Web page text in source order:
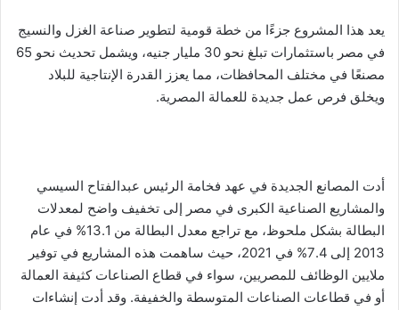
يعد هذا المشروع جزءًا من خطة قومية لتطوير صناعة الغزل والنسيج
في مصر باستثمارات تبلغ نحو 30 مليار جنيه، ويشمل تحديث نحو 65
مصنعًا في مختلف المحافظات، مما يعزز القدرة الإنتاجية للبلاد
ويخلق فرص عمل جديدة للعمالة المصرية.
أدت المصانع الجديدة في عهد فخامة الرئيس عبدالفتاح السيسي
والمشاريع الصناعية الكبرى في مصر إلى تخفيف واضح لمعدلات
البطالة بشكل ملحوظ، مع تراجع معدل البطالة من 13.1% في عام
2013 إلى 7.4% في 2021، حيث ساهمت هذه المشاريع في توفير
ملايين الوظائف للمصريين، سواء في قطاع الصناعات كثيفة العمالة
أو في قطاعات الصناعات المتوسطة والخفيفة. وقد أدت إنشاءات